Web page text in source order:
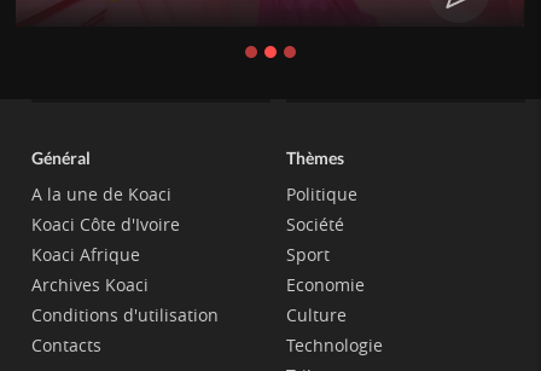
Général
A la une de Koaci
Koaci Côte d'Ivoire
Koaci Afrique
Archives Koaci
Conditions d'utilisation
Contacts
Thèmes
Politique
Société
Sport
Economie
Culture
Technologie